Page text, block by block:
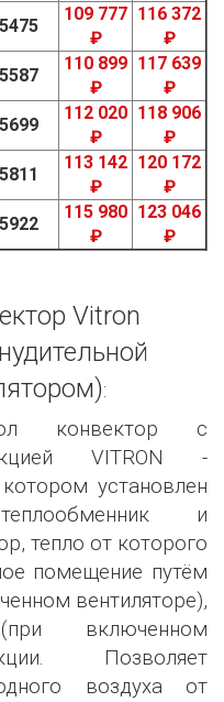
5475
109 777
₽
116 372
₽
5587
110 899
₽
117 639
₽
5699
112 020
₽
118 906
₽
5811
113 142
₽
120 172
₽
5922
115 980
₽
123 046
₽
Vitron
:
конвектор с
VITRON -
установлен
и
тепло от которого
помещение путём
вентиляторе),
включенном
Позволяет
воздуха от